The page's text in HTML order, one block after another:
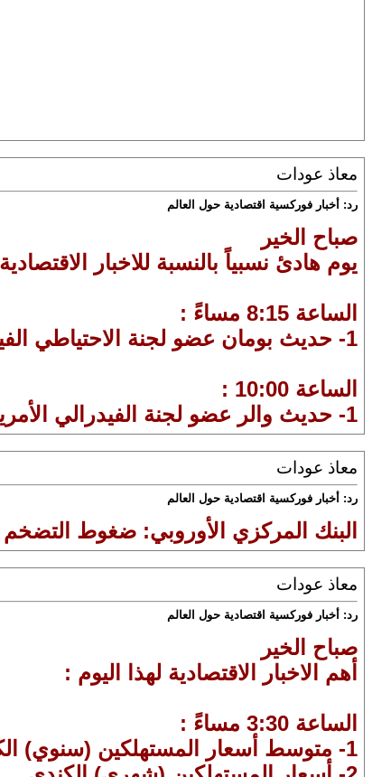
معاذ عودات
رد: أخبار فوركسية اقتصادية حول العالم
صباح الخير
يوم هادئ نسبياً بالنسبة للاخبار الاقتصادية
الساعة 8:15 مساءً :
1- حديث بومان عضو لجنة الاحتياطي الفيدرالي
الساعة 10:00 :
1- حديث والر عضو لجنة الفيدرالي الأمريكي
معاذ عودات
رد: أخبار فوركسية اقتصادية حول العالم
البنك المركزي الأوروبي: ضغوط
معاذ عودات
رد: أخبار فوركسية اقتصادية حول العالم
صباح الخير
أهم الاخبار الاقتصادية لهذا اليوم :
الساعة 3:30 مساءً :
1- متوسط أسعار المستهلكين (سنوي) الكندي